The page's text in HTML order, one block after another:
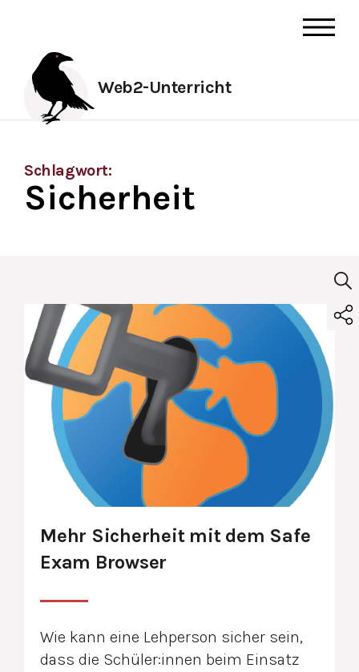
Web2-Unterricht
Schlagwort:
Sicherheit
Mehr Sicherheit mit dem Safe
Exam Browser
Wie kann eine Lehperson sicher sein,
dass die Schüler:innen beim Einsatz